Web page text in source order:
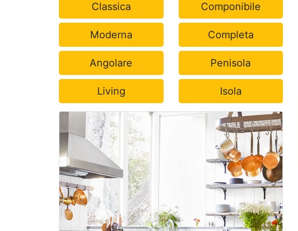
Classica Componibile
Moderna Completa
Angolare Penisola
Living Isola